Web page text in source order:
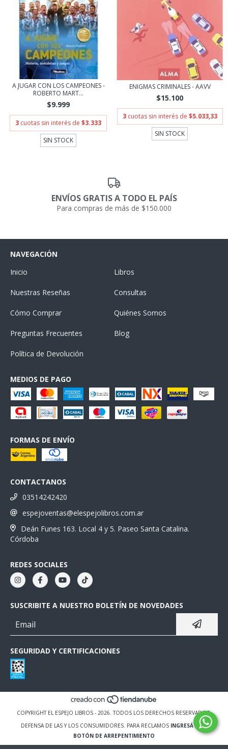
A JUGAR CON LOS CAMPEONES -
ROBERTO MART...
$9.999
3 cuotas sin interés de $3.333
SIN STOCK
ENIGMAS CRIMINALES - AAVV
$15.100
3 cuotas sin interés de $5.033,33
SIN STOCK
ENVÍOS GRATIS A TODO EL PAÍS
Para compras de más de $150.000
NAVEGACIÓN
Inicio
Libros
Nuestras Reseñas Consultas
Cómo Comprar Quiénes Somos
Preguntas Frecuentes Blog
Política de Devolución
MEDIOS DE PAGO
FORMAS DE ENVÍO
CONTACTANOS
03514242420
espejoventas@elespejolibros.com.ar
Deán Funes 163. Local 4 y 5. Paseo Santa Catalina.
Córdoba
REDES SOCIALES
SUSCRIBITE A NUESTRO BOLETÍN DE NOVEDADES
SEGURIDAD Y CERTIFICACIONES
COPYRIGHT EL ESPEJO LIBROS - 2026. TODOS LOS DERECHOS RESERVADOS.
DEFENSA DE LAS Y LOS CONSUMIDORES. PARA RECLAMOS INGRESÁ ACÁ.
BOTÓN DE ARREPENTIMIENTO